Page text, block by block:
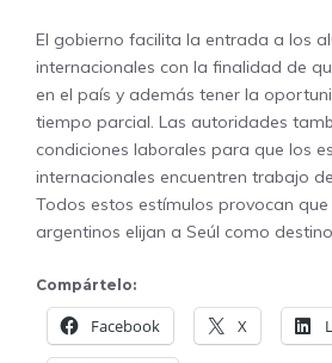
El gobierno facilita la entrada a los
internacionales con la finalidad de
en el país y además tener la
tiempo parcial. Las autoridades
condiciones laborales para que los
internacionales encuentren trabajo
Todos estos estímulos provocan
argentinos elijan a Seúl como
Compártelo:
Facebook X